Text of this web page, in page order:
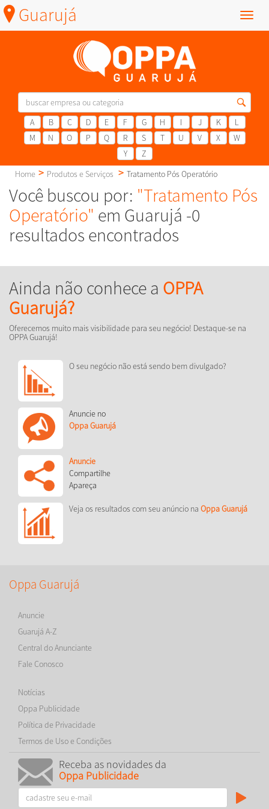
Menu
Guarujá
A B C D E F G H I J K
L
M
N O P Q R S T U V X
W
Y
Z
Home
Produtos e Serviços Tratamento Pós Operatório
Você buscou por: "Tratamento Pós
Operatório" em Guarujá -0
resultados encontrados
Ainda não conhece a OPPA
Guarujá?
Oferecemos muito mais visibilidade para seu negócio! Destaque-se na
OPPA Guarujá!
O seu negócio não está sendo bem divulgado?
Anuncie no
Oppa Guarujá
Anuncie
Compartilhe
Apareça
Veja os resultados com seu anúncio na Oppa Guarujá
Oppa Guarujá
Anuncie
Guarujá A-Z
Central do Anunciante
Fale Conosco
Notícias
Oppa Publicidade
Política de Privacidade
Termos de Uso e Condições
Receba as novidades da
Oppa Publicidade